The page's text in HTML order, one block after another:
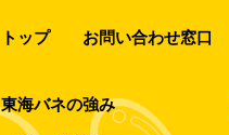
トップ お問い合わせ窓口
東海バネの強み